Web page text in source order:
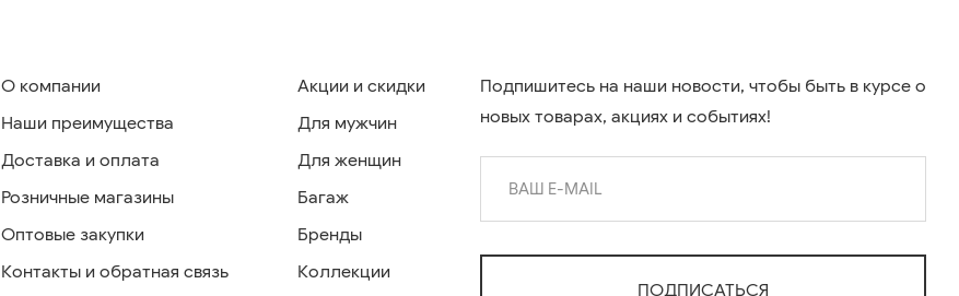
О компании
Наши преимущества
Доставка и оплата
Розничные магазины
Оптовые закупки
Контакты и обратная связь
Акции и скидки
Для мужчин
Для женщин
Багаж
Бренды
Коллекции
Подпишитесь на наши новости, чтобы быть в курсе о
новых товарах, акциях и событиях!